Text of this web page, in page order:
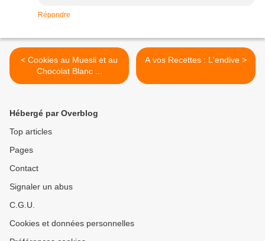
Répondre
< Cookies au Muesli et au
Chocolat Blanc ...
A vos Recettes : L'endive >
Hébergé par Overblog
Top articles
Pages
Contact
Signaler un abus
C.G.U.
Cookies et données personnelles